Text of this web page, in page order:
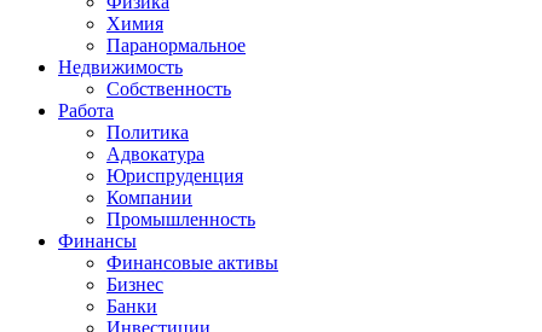
Химия
Паранормальное
Недвижимость
Собственность
Работа
Политика
Адвокатура
Юриспруденция
Компании
Промышленность
Финансы
Финансовые активы
Бизнес
Банки
Инвестиции